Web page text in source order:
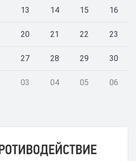
13 14 15 16
20 21 22 23
27 28 29 30
03 04 05 06